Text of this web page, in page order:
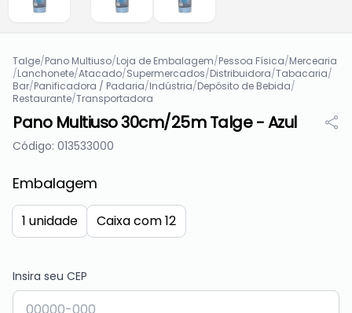
Talge/Pano Multiuso/Loja de Embalagem/Pessoa Física/Mercearia
/Lanchonete/Atacado/Supermercados/Distribuidora/Tabacaria/
Bar/Panificadora / Padaria/Indústria/Depósito de Bebida/
Restaurante/Transportadora
Pano Multiuso 30cm/25m Talge - Azul
Código: 013533000
Embalagem
1 unidade Caixa com 12
Insira seu CEP